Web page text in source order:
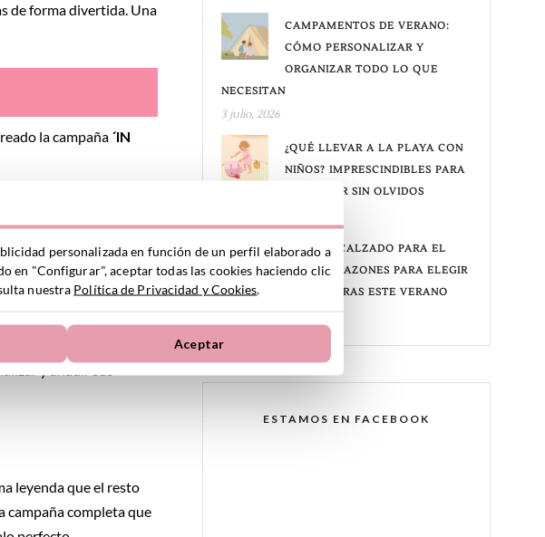
de forma divertida. Una
la campaña ´IN
personalizados
y añadir sus
leyenda que el resto
campaña completa que
CAMPAMENTOS DE VERANO:
CÓMO PERSONALIZAR Y
ORGANIZAR TODO LO QUE
NECESITAN
3 julio, 2026
¿QUÉ LLEVAR A LA PLAYA CON
NIÑOS? IMPRESCINDIBLES PARA
DISFRUTAR SIN OLVIDOS
¿BUSCAS CALZADO PARA EL
AGUA? 5 RAZONES PARA ELEGIR
CANGREJERAS ESTE VERANO
ESTAMOS EN FACEBOOK
personalizada en función de un perfil elaborado a
en "Configurar", aceptar todas las cookies haciendo clic
nuestra Política de Privacidad y Cookies
Aceptar